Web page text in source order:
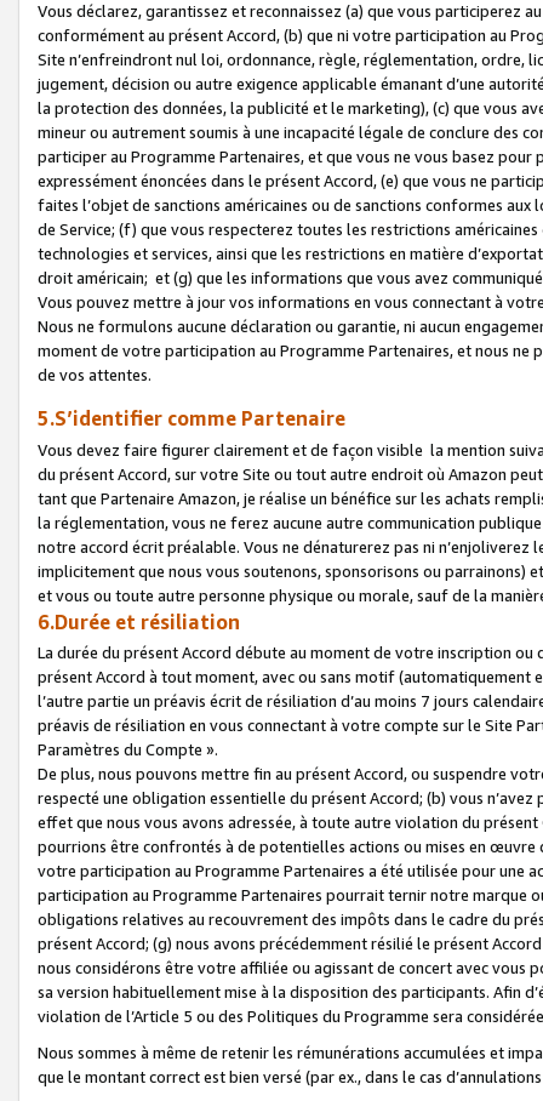
Vous déclarez, garantissez et reconnaissez (a) que vous participerez
conformément au présent Accord, (b) que ni votre participation au
Site n’enfreindront nul loi, ordonnance, règle, réglementation, ordre,
jugement, décision ou autre exigence applicable émanant d’une
la protection des données, la publicité et le marketing), (c) que vous
mineur ou autrement soumis à une incapacité légale de conclure des
participer au Programme Partenaires, et que vous ne vous basez
expressément énoncées dans le présent Accord, (e) que vous ne
faites l’objet de sanctions américaines ou de sanctions conformes
de Service; (f) que vous respecterez toutes les restrictions
technologies et services, ainsi que les restrictions en matière
droit américain; et (g) que les informations que vous avez
Vous pouvez mettre à jour vos informations en vous connectant à
Nous ne formulons aucune déclaration ou garantie, ni aucun
moment de votre participation au Programme Partenaires, et nous
de vos attentes.
5.S’identifier comme Partenaire
Vous devez faire figurer clairement et de façon visible la mention
du présent Accord, sur votre Site ou tout autre endroit où Amazon
tant que Partenaire Amazon, je réalise un bénéfice sur les achats
la réglementation, vous ne ferez aucune autre communication
notre accord écrit préalable. Vous ne dénaturerez pas ni
implicitement que nous vous soutenons, sponsorisons ou parrainons)
et vous ou toute autre personne physique ou morale, sauf de la
6.Durée et résiliation
La durée du présent Accord débute au moment de votre inscription
présent Accord à tout moment, avec ou sans motif (automatiquement
l’autre partie un préavis écrit de résiliation d’au moins 7 jours
préavis de résiliation en vous connectant à votre compte sur le Site
Paramètres du Compte ».
De plus, nous pouvons mettre fin au présent Accord, ou suspendre
respecté une obligation essentielle du présent Accord; (b) vous
effet que nous vous avons adressée, à toute autre violation du
pourrions être confrontés à de potentielles actions ou mises en
votre participation au Programme Partenaires a été utilisée pour une
participation au Programme Partenaires pourrait ternir notre marque
obligations relatives au recouvrement des impôts dans le cadre du
présent Accord; (g) nous avons précédemment résilié le présent
nous considérons être votre affiliée ou agissant de concert avec vous
sa version habituellement mise à la disposition des participants. Afin
violation de l’Article 5 ou des Politiques du Programme sera
Nous sommes à même de retenir les rémunérations accumulées et
que le montant correct est bien versé (par ex., dans le cas